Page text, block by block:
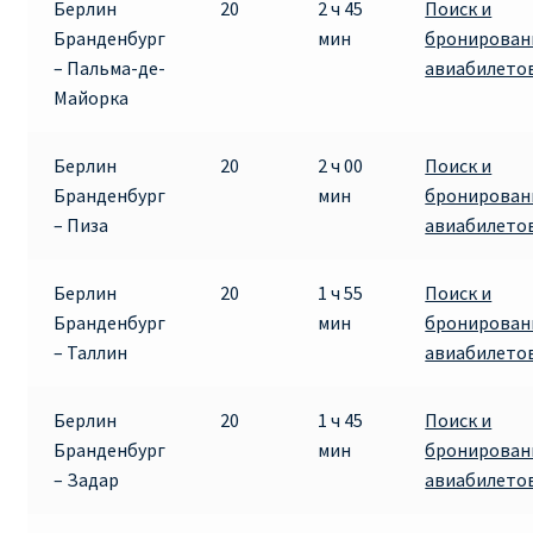
ДЕШЕВЫЕ АВИАБИЛЕТЫ В ВЕНУ
ДЕШЕВЫЕ АВИАБИЛЕТЫ В ЛОНДОН
ДЕШЕВЫЕ АВИАБИЛЕТЫ В ПАРИЖ
ИНФОРМАЦИЯ ДЛЯ ПАССАЖИРОВ
ЗАДЕРЖКА, ОТМЕНА, ПЕРЕНОС РЕЙСОВ RYANAIR
Берлин
Бранденбург
– Пальма-де-
Майорка
20
2 ч 45
мин
Поиск и
Берлин
Бранденбург
– Пиза
20
2 ч 00
мин
Поиск и
Берлин
Бранденбург
– Таллин
20
1 ч 55
мин
Поиск и
Берлин
Бранденбург
– Задар
20
1 ч 45
мин
Поиск и